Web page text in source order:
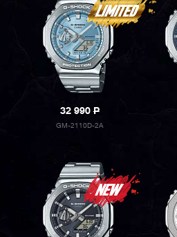
32 990P
GM-2110D-2A